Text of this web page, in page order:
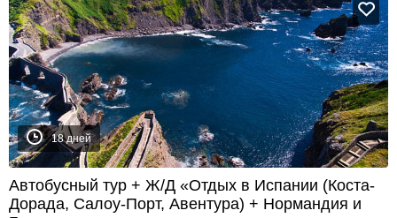
18 дней
Автобусный тур + Ж/Д «Отдых в Испании (Коста-
Дорада, Салоу-Порт, Авентура) + Нормандия и